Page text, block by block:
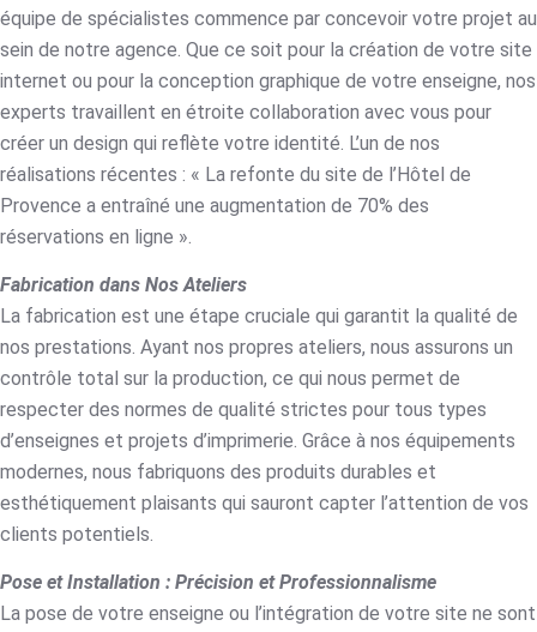
équipe de spécialistes commence par concevoir votre projet au
sein de notre agence. Que ce soit pour la création de votre site
internet ou pour la conception graphique de votre enseigne, nos
experts travaillent en étroite collaboration avec vous pour
créer un design qui reflète votre identité. L’un de nos
réalisations récentes : « La refonte du site de l’Hôtel de
Provence a entraîné une augmentation de 70% des
réservations en ligne ».
Fabrication dans Nos Ateliers
La fabrication est une étape cruciale qui garantit la qualité de
nos prestations. Ayant nos propres ateliers, nous assurons un
contrôle total sur la production, ce qui nous permet de
respecter des normes de qualité strictes pour tous types
d’enseignes et projets d’imprimerie. Grâce à nos équipements
modernes, nous fabriquons des produits durables et
esthétiquement plaisants qui sauront capter l’attention de vos
clients potentiels.
Pose et Installation : Précision et Professionnalisme
La pose de votre enseigne ou l’intégration de votre site ne sont